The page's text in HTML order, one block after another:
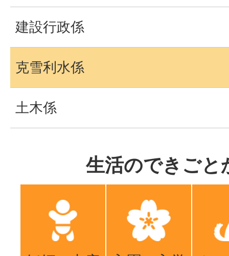
建設行政係
克雪利水係
土木係
生活のできごと